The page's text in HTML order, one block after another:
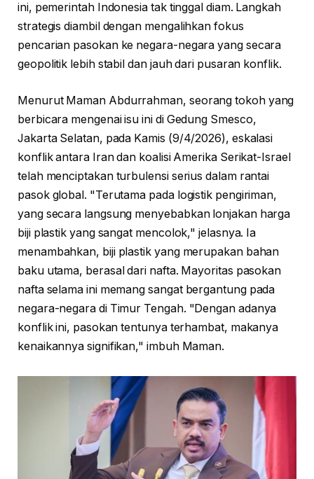
ini, pemerintah Indonesia tak tinggal diam. Langkah
strategis diambil dengan mengalihkan fokus
pencarian pasokan ke negara-negara yang secara
geopolitik lebih stabil dan jauh dari pusaran konflik.
Menurut Maman Abdurrahman, seorang tokoh yang
berbicara mengenai isu ini di Gedung Smesco,
Jakarta Selatan, pada Kamis (9/4/2026), eskalasi
konflik antara Iran dan koalisi Amerika Serikat-Israel
telah menciptakan turbulensi serius dalam rantai
pasok global. "Terutama pada logistik pengiriman,
yang secara langsung menyebabkan lonjakan harga
biji plastik yang sangat mencolok," jelasnya. Ia
menambahkan, biji plastik yang merupakan bahan
baku utama, berasal dari nafta. Mayoritas pasokan
nafta selama ini memang sangat bergantung pada
negara-negara di Timur Tengah. "Dengan adanya
konflik ini, pasokan tentunya terhambat, makanya
kenaikannya signifikan," imbuh Maman.